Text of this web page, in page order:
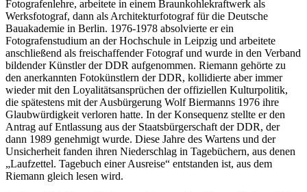
Fotografenlehre, arbeitete in einem Braunkohlekraftwerk als
Werksfotograf, dann als Architekturfotograf für die Deutsche
Bauakademie in Berlin. 1976-1978 absolvierte er ein
Fotografenstudium an der Hochschule in Leipzig und arbeitete
anschließend als freischaffender Fotograf und wurde in den Verband
bildender Künstler der DDR aufgenommen. Riemann gehörte zu
den anerkannten Fotokünstlern der DDR, kollidierte aber immer
wieder mit den Loyalitätsansprüchen der offiziellen Kulturpolitik,
die spätestens mit der Ausbürgerung Wolf Biermanns 1976 ihre
Glaubwürdigkeit verloren hatte. In der Konsequenz stellte er den
Antrag auf Entlassung aus der Staatsbürgerschaft der DDR, der
dann 1989 genehmigt wurde. Diese Jahre des Wartens und der
Unsicherheit fanden ihren Niederschlag in Tagebüchern, aus denen
„Laufzettel. Tagebuch einer Ausreise“ entstanden ist, aus dem
Riemann gleich lesen wird.